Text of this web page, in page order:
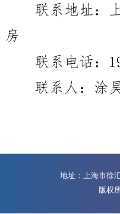
地址：上海市徐
版权